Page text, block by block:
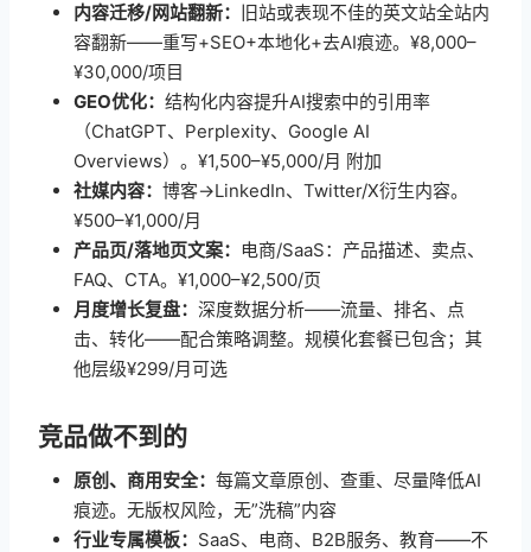
内容迁移/网站翻新：
旧站或表现不佳的英文站全站内
容翻新——重写+SEO+本地化+去AI痕迹。¥8,000–
¥30,000/项目
GEO优化： 结构化内容提升AI搜索中的引用率
（ChatGPT、Perplexity、Google AI
Overviews）。¥1,500–¥5,000/月 附加
社媒内容： 博客→LinkedIn、Twitter/X衍生内容。
¥500–¥1,000/月
产品页/落地页文案： 电商/SaaS：产品描述、卖点、
FAQ、CTA。¥1,000–¥2,500/页
月度增长复盘： 深度数据分析——流量、排名、点
击、转化——配合策略调整。规模化套餐已包含；其
他层级¥299/月可选
竞品做不到的
原创、商用安全： 每篇文章原创、查重、尽量降低AI
痕迹。无版权风险，无”洗稿”内容
行业专属模板： SaaS、电商、B2B服务、教育——不